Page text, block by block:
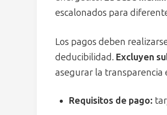
escalonados para
Los pagos deben
deducibilidad. Excluyen
asegurar la transparencia
Requisitos de pago: